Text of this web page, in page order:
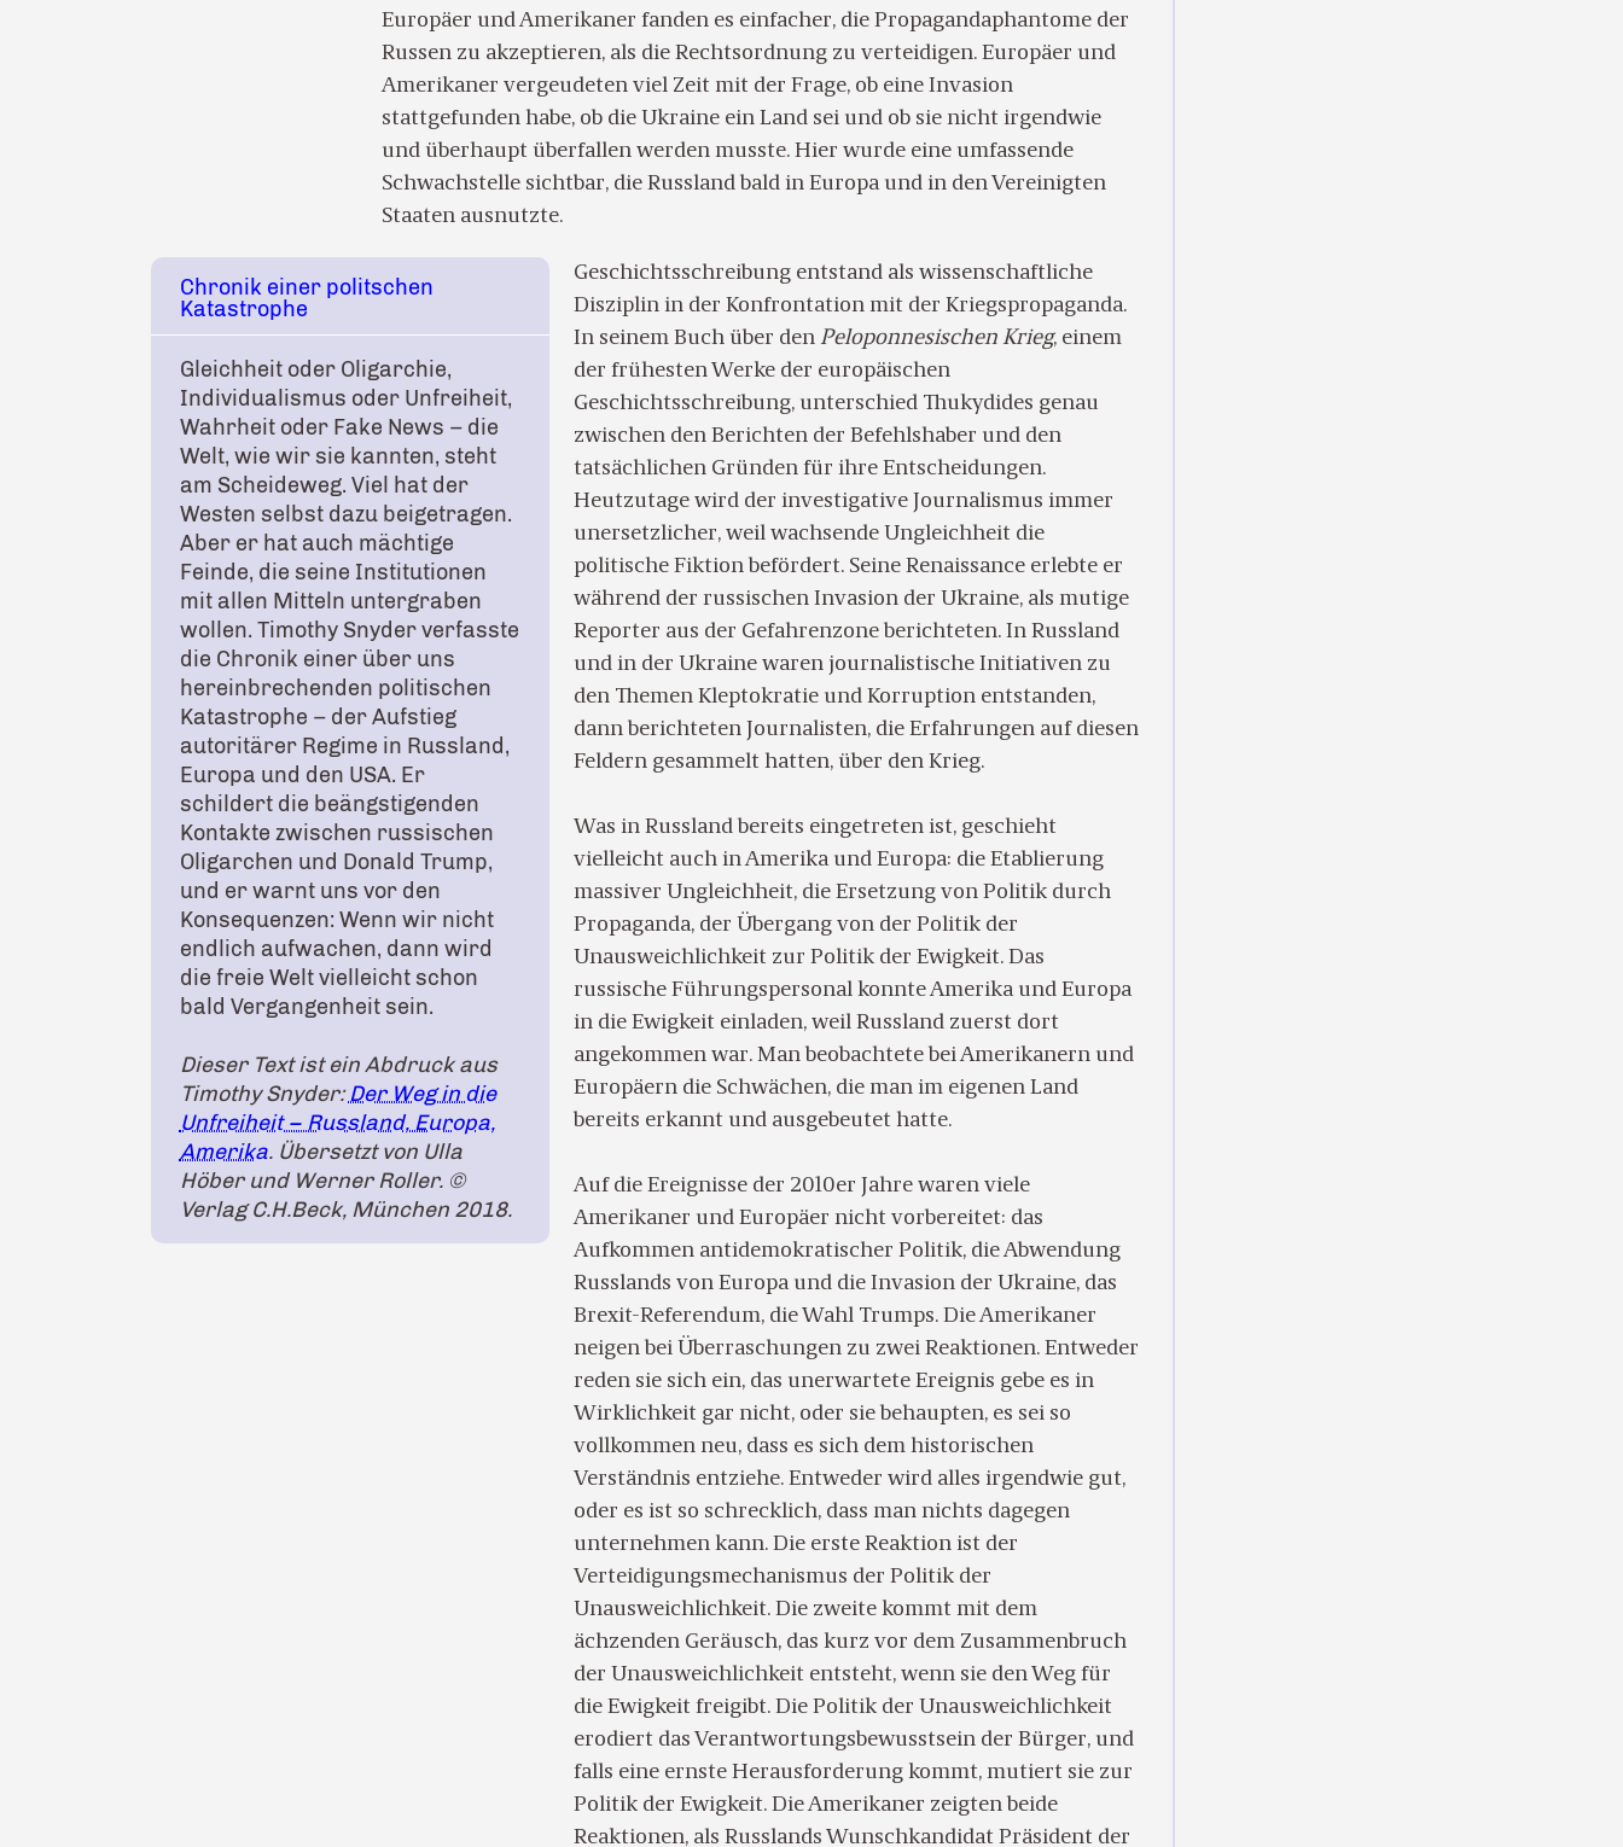
Europäer und Amerikaner fanden es einfacher, die Propagandaphantome der
Russen zu akzeptieren, als die Rechtsordnung zu verteidigen. Europäer und
Amerikaner vergeudeten viel Zeit mit der Frage, ob eine Invasion
stattgefunden habe, ob die Ukraine ein Land sei und ob sie nicht irgendwie
und überhaupt überfallen werden musste. Hier wurde eine umfassende
Schwachstelle sichtbar, die Russland bald in Europa und in den Vereinigten
Staaten ausnutzte.
Chronik einer politschen
Katastrophe
Gleichheit oder Oligarchie,
Individualismus oder Unfreiheit,
Wahrheit oder Fake News – die
Welt, wie wir sie kannten, steht
am Scheideweg. Viel hat der
Westen selbst dazu beigetragen.
Aber er hat auch mächtige
Feinde, die seine Institutionen
mit allen Mitteln untergraben
wollen. Timothy Snyder verfasste
die Chronik einer über uns
hereinbrechenden politischen
Katastrophe – der Aufstieg
autoritärer Regime in Russland,
Europa und den USA. Er
schildert die beängstigenden
Kontakte zwischen russischen
Oligarchen und Donald Trump,
und er warnt uns vor den
Konsequenzen: Wenn wir nicht
endlich aufwachen, dann wird
die freie Welt vielleicht schon
bald Vergangenheit sein.
Dieser Text ist ein Abdruck aus
Timothy Snyder:Der Weg in die
Unfreiheit – Russland, Europa,
Amerika. Übersetzt von Ulla
Höber und Werner Roller. ©
Verlag C.H.Beck, München 2018.
Geschichtsschreibung entstand als wissenschaftliche
Disziplin in der Konfrontation mit der Kriegspropaganda.
In seinem Buch über denPeloponnesischen Krieg, einem
der frühesten Werke der europäischen
Geschichtsschreibung, unterschied Thukydides genau
zwischen den Berichten der Befehlshaber und den
tatsächlichen Gründen für ihre Entscheidungen.
Heutzutage wird der investigative Journalismus immer
unersetzlicher, weil wachsende Ungleichheit die
politische Fiktion befördert. Seine Renaissance erlebte er
während der russischen Invasion der Ukraine, als mutige
Reporter aus der Gefahrenzone berichteten. In Russland
und in der Ukraine waren journalistische Initiativen zu
den Themen Kleptokratie und Korruption entstanden,
dann berichteten Journalisten, die Erfahrungen auf diesen
Feldern gesammelt hatten, über den Krieg.
Was in Russland bereits eingetreten ist, geschieht
vielleicht auch in Amerika und Europa: die Etablierung
massiver Ungleichheit, die Ersetzung von Politik durch
Propaganda, der Übergang von der Politik der
Unausweichlichkeit zur Politik der Ewigkeit. Das
russische Führungspersonal konnte Amerika und Europa
in die Ewigkeit einladen, weil Russland zuerst dort
angekommen war. Man beobachtete bei Amerikanern und
Europäern die Schwächen, die man im eigenen Land
bereits erkannt und ausgebeutet hatte.
Auf die Ereignisse der 2010er Jahre waren viele
Amerikaner und Europäer nicht vorbereitet: das
Aufkommen antidemokratischer Politik, die Abwendung
Russlands von Europa und die Invasion der Ukraine, das
Brexit-Referendum, die Wahl Trumps. Die Amerikaner
neigen bei Überraschungen zu zwei Reaktionen. Entweder
reden sie sich ein, das unerwartete Ereignis gebe es in
Wirklichkeit gar nicht, oder sie behaupten, es sei so
vollkommen neu, dass es sich dem historischen
Verständnis entziehe. Entweder wird alles irgendwie gut,
oder es ist so schrecklich, dass man nichts dagegen
unternehmen kann. Die erste Reaktion ist der
Verteidigungsmechanismus der Politik der
Unausweichlichkeit. Die zweite kommt mit dem
ächzenden Geräusch, das kurz vor dem Zusammenbruch
der Unausweichlichkeit entsteht, wenn sie den Weg für
die Ewigkeit freigibt. Die Politik der Unausweichlichkeit
erodiert das Verantwortungsbewusstsein der Bürger, und
falls eine ernste Herausforderung kommt, mutiert sie zur
Politik der Ewigkeit. Die Amerikaner zeigten beide
Reaktionen, als Russlands Wunschkandidat Präsident der